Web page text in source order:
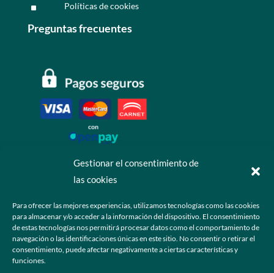
Gestionar el consentimiento de
las cookies
Para ofrecer las mejores experiencias, utilizamos tecnologías como las cookies
para almacenar y/o acceder a la información del dispositivo. El consentimiento
de estas tecnologías nos permitirá procesar datos como el comportamiento de
navegación o las identificaciones únicas en este sitio. No consentir o retirar el
consentimiento, puede afectar negativamente a ciertas características y
funciones.
^ Políticas de cookies
Preguntas frecuentes
 +52 55 6173 7725 (Ventas)
 hola@grupo-omk.com